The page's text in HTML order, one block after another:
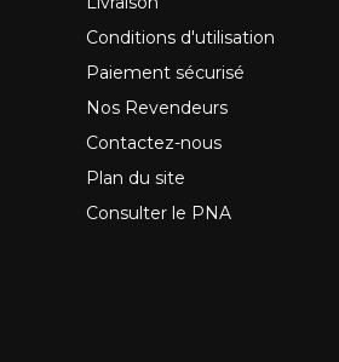
Conditions d'utilisation
Paiement sécurisé
Nos Revendeurs
Contactez-nous
Plan du site
Consulter le PNA